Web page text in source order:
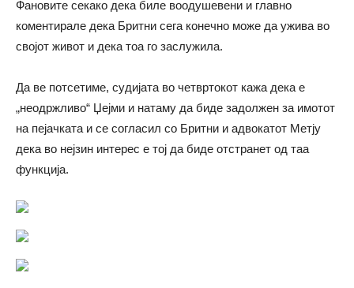
Фановите секако дека биле воодушевени и главно
коментирале дека Бритни сега конечно може да ужива во
својот живот и дека тоа го заслужила.
Да ве потсетиме, судијата во четвртокот кажа дека е
„неодржливо“ Џејми и натаму да биде задолжен за имотот
на пејачката и се согласил со Бритни и адвокатот Метју
дека вo нејзин интерес e тој да биде отстранет од таа
функција.